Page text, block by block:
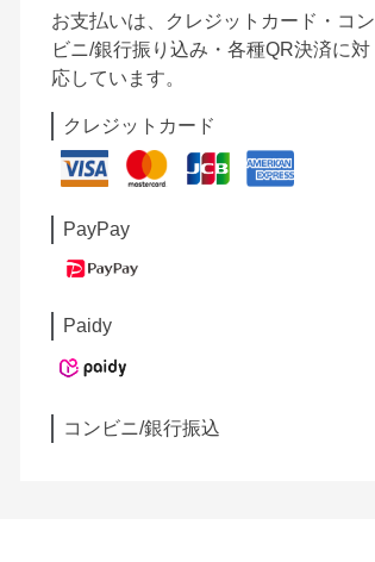
お支払いは、クレジットカード・コン
ビニ/銀行振り込み・各種QR決済に対
応しています。
クレジットカード
PayPay
Paidy
コンビニ/銀行振込